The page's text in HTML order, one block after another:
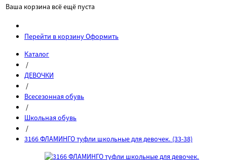
Ваша корзина всё ещё пуста
Перейти в корзинуОформить
Каталог
/
ДЕВОЧКИ
/
Всесезонная обувь
/
Школьная обувь
/
3166 ФЛАМИНГО туфли школьные для девочек. (33-38)